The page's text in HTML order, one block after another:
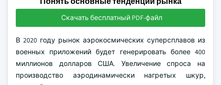
Скачать бесплатный PDF-файл
В 2020 году рынок аэрокосмических суперсплавов из
военных приложений будет генерировать более 400
миллионов долларов США. Увеличение спроса на
производство аэродинамически нагретых шкур,